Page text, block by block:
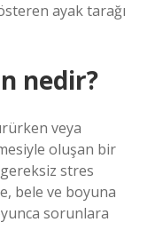
ayak tarağı
nedir?
veya
oluşan bir
stres
bele ve boyuna
sorunlara